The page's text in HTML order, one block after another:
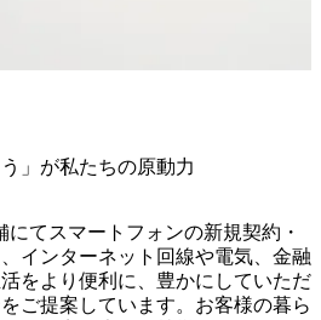
」が私たちの原動力
にてスマートフォンの新規契約・
インターネット回線や電気、金融
をより便利に、豊かにしていただ
ご提案しています。お客様の暮ら